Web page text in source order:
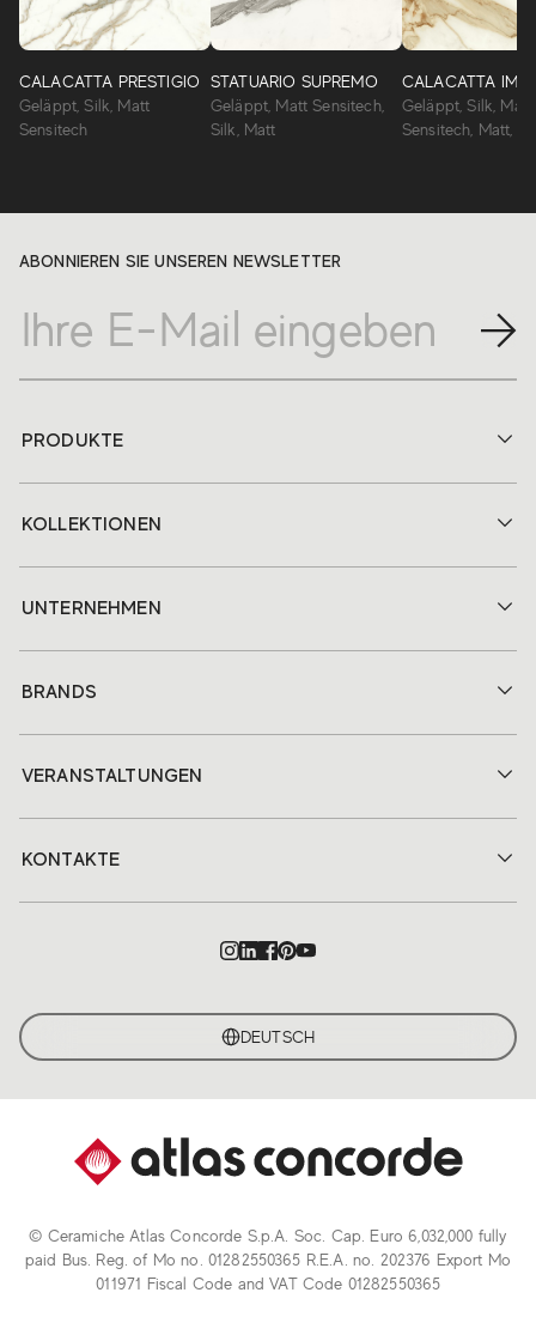
CALACATTA PRESTIGIO
Geläppt, Silk, Matt
Sensitech
STATUARIO SUPREMO
Geläppt, Matt Sensitech,
Silk, Matt
CALACATTA
Geläppt, Silk, Matt
Sensitech, Matt,
ABONNIEREN SIE UNSEREN NEWSLETTER
PRODUKTE
KOLLEKTIONEN
UNTERNEHMEN
BRANDS
VERANSTALTUNGEN
KONTAKTE
DEUTSCH
© Ceramiche Atlas Concorde S.p.A. Soc. Cap. Euro 6,032,000 fully
paid Bus. Reg. of Mo no. 01282550365 R.E.A. no. 202376 Export Mo
011971 Fiscal Code and VAT Code 01282550365